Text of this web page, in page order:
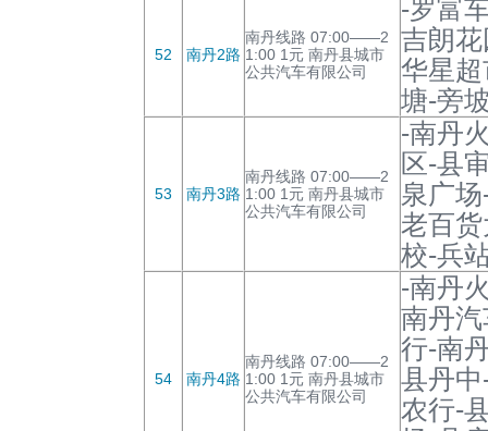
52 南丹2路
南丹线路 07:00——2
1:00 1元 南丹县城市
公共汽车有限公司
-罗富
吉朗
华星
塘-旁
53 南丹3路
南丹线路 07:00——2
1:00 1元 南丹县城市
公共汽车有限公司
-南丹
区-县
泉广
老百
校-兵
54 南丹4路
南丹线路 07:00——2
1:00 1元 南丹县城市
公共汽车有限公司
-南丹
南丹
行-南
县丹
农行-